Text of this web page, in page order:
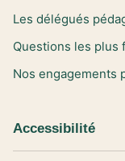
Les délégués
Questions les plus
Nos engagements
Accessibilité